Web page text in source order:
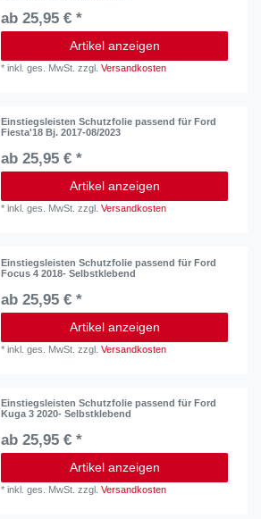
ab 25,95 € *
Artikel anzeigen
*inkl. ges. MwSt. zzgl.Versandkosten
Einstiegsleisten Schutzfolie passend für Ford
Fiesta'18 Bj. 2017-08/2023
ab 25,95 € *
Artikel anzeigen
*inkl. ges. MwSt. zzgl.Versandkosten
Einstiegsleisten Schutzfolie passend für Ford
Focus 4 2018- Selbstklebend
ab 25,95 € *
Artikel anzeigen
*inkl. ges. MwSt. zzgl.Versandkosten
Einstiegsleisten Schutzfolie passend für Ford
Kuga 3 2020- Selbstklebend
ab 25,95 € *
Artikel anzeigen
*inkl. ges. MwSt. zzgl.Versandkosten